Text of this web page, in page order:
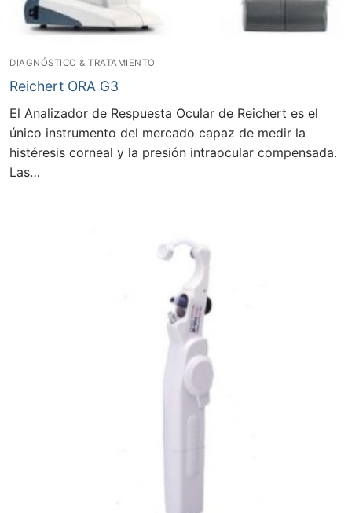
DIAGNÓSTICO & TRATAMIENTO
Reichert ORA G3
El Analizador de Respuesta Ocular de Reichert es el
único instrumento del mercado capaz de medir la
histéresis corneal y la presión intraocular compensada.
Las…